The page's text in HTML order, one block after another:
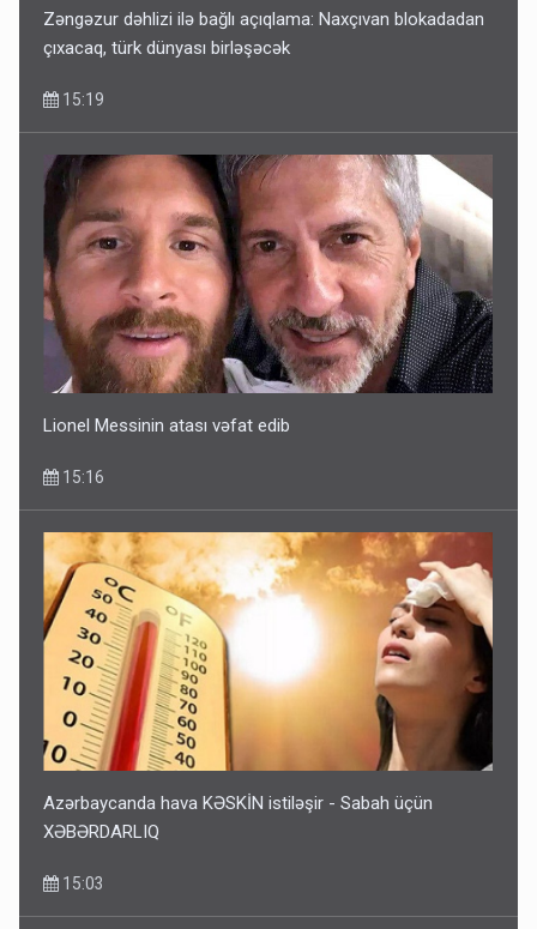
Zəngəzur dəhlizi ilə bağlı açıqlama: Naxçıvan blokadadan
çıxacaq, türk dünyası birləşəcək
15:19
Lionel Messinin atası vəfat edib
15:16
Azərbaycanda hava KƏSKİN istiləşir - Sabah üçün
XƏBƏRDARLIQ
15:03